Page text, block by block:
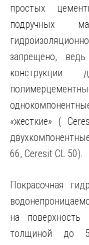
простых
подручных
запрещено,
конструкции
«жесткие» (
66, Ceresit CL 50).
Покрасочная
на
толщиной до